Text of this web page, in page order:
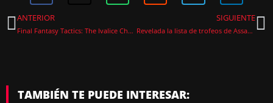
ANTERIOR
Final Fantasy Tactics: The Ivalice Chronicles se actualiza a la versión 1.5 pero sigue sin incluir el español
SIGUIENTE
Revelada la lista de trofeos de Assassin’s Creed Black Flag Resynced
TAMBIÉN TE PUEDE INTERESAR: